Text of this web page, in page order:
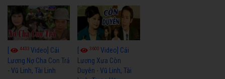
4433 Video] Cải
Lương Nợ Cha Con Trả
- Vũ Linh, Tài Linh
3600Video] Cải
Lương Xưa Còn
Duyên - Vũ Linh, Tài